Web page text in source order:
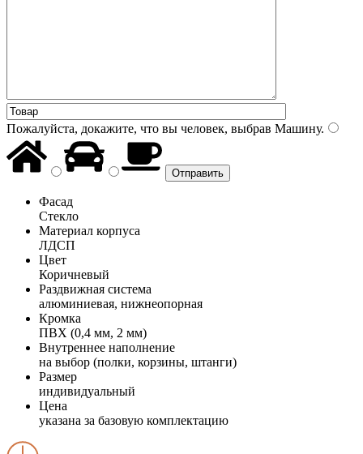
Пожалуйста, докажите, что вы человек, выбрав Машину.
Фасад
Стекло
Материал корпуса
ЛДСП
Цвет
Коричневый
Раздвижная система
алюминиевая, нижнеопорная
Кромка
ПВХ (0,4 мм, 2 мм)
Внутреннее наполнение
на выбор (полки, корзины, штанги)
Размер
индивидуальный
Цена
указана за базовую комплектацию